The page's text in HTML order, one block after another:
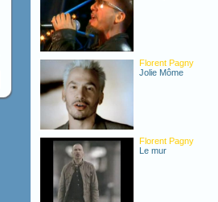
Florent Pagny
Jolie Môme
Florent Pagny
Le mur